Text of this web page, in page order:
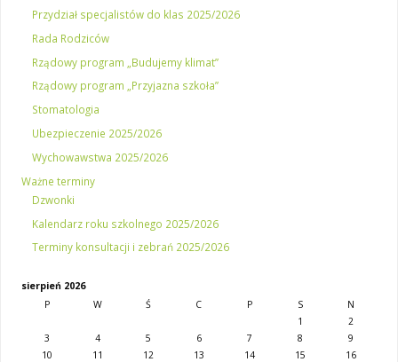
Przydział specjalistów do klas 2025/2026
Rada Rodziców
Rządowy program „Budujemy klimat”
Rządowy program „Przyjazna szkoła”
Stomatologia
Ubezpieczenie 2025/2026
Wychowawstwa 2025/2026
Ważne terminy
Dzwonki
Kalendarz roku szkolnego 2025/2026
Terminy konsultacji i zebrań 2025/2026
sierpień 2026
P
W Ś C P S N
1
2
3
4 5 6 7 8
9
10
11 12 13 14 15
16